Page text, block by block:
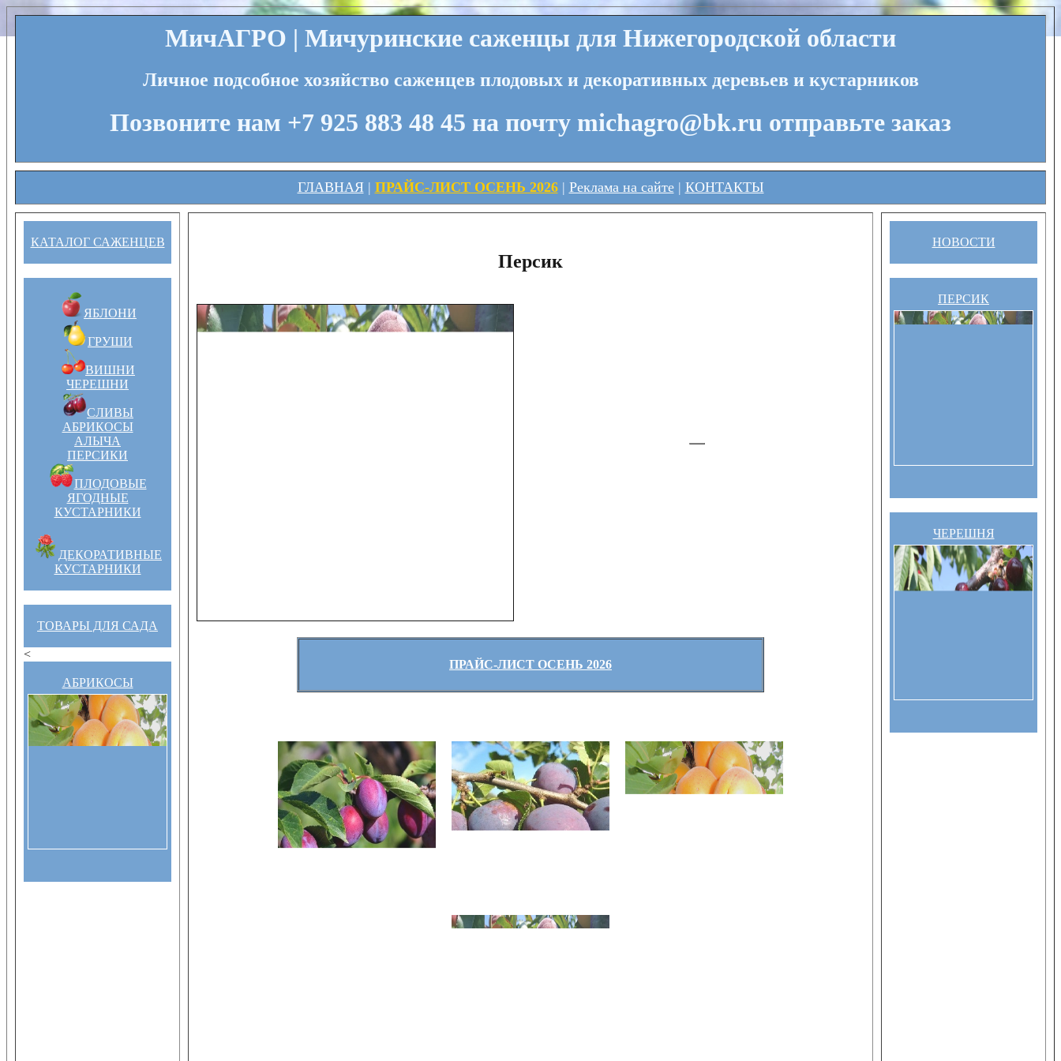
МичАГРО | Мичуринские саженцы для Нижегородской области
Личное подсобное хозяйство саженцев плодовых и декоративных деревьев и кустарников
Позвоните нам +7 925 883 48 45 на почту michagro@bk.ru отправьте заказ
ГЛАВНАЯ| ПРАЙС-ЛИСТ ОСЕНЬ 2026| Реклама на сайте| КОНТАКТЫ
КАТАЛОГ САЖЕНЦЕВ
ЯБЛОНИ
ГРУШИ
ВИШНИ
ЧЕРЕШНИ
СЛИВЫ
АБРИКОСЫ
АЛЫЧА
ПЕРСИКИ
ПЛОДОВЫЕ
ЯГОДНЫЕ
КУСТАРНИКИ
ДЕКОРАТИВНЫЕ
КУСТАРНИКИ
ТОВАРЫ ДЛЯ САДА
<
АБРИКОСЫ
Персик
ПРАЙС-ЛИСТ ОСЕНЬ 2026
НОВОСТИ
ПЕРСИК
ЧЕРЕШНЯ